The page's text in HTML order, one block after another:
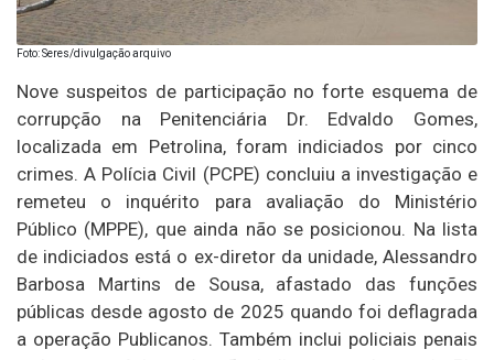
Foto: Seres/divulgação arquivo
Nove suspeitos de participação no forte esquema de
corrupção na Penitenciária Dr. Edvaldo Gomes,
localizada em Petrolina, foram indiciados por cinco
crimes. A Polícia Civil (PCPE) concluiu a investigação e
remeteu o inquérito para avaliação do Ministério
Público (MPPE), que ainda não se posicionou. Na lista
de indiciados está o ex-diretor da unidade, Alessandro
Barbosa Martins de Sousa, afastado das funções
públicas desde agosto de 2025 quando foi deflagrada
a operação Publicanos. Também inclui policiais penais